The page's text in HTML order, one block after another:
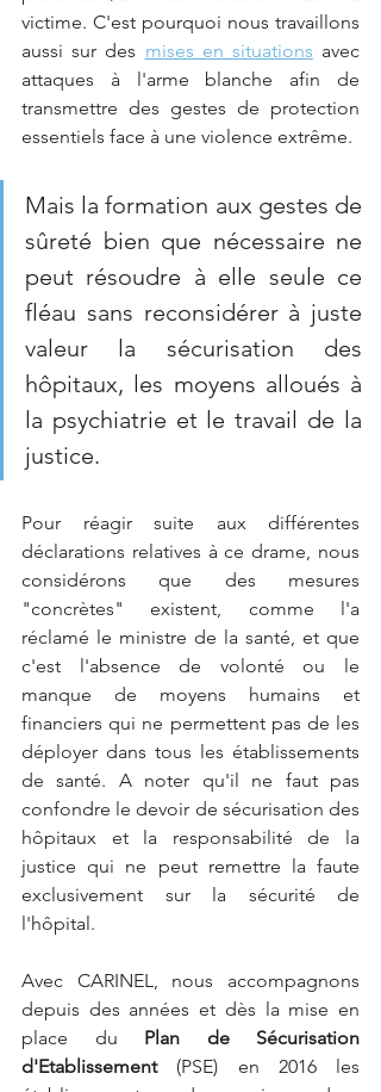
victime. C'est pourquoi nous travaillons
aussi sur des mises en situations avec
attaques à l'arme blanche afin de
transmettre des gestes de protection
essentiels face à une violence extrême.
Mais la formation aux gestes de
sûreté bien que nécessaire ne
peut résoudre à elle seule ce
fléau sans reconsidérer à juste
valeur la sécurisation des
hôpitaux, les moyens alloués à
la psychiatrie et le travail de la
justice.
Pour réagir suite aux différentes
déclarations relatives à ce drame, nous
considérons que des mesures
"concrètes" existent, comme l'a
réclamé le ministre de la santé, et que
c'est l'absence de volonté ou le
manque de moyens humains et
financiers qui ne permettent pas de les
déployer dans tous les établissements
de santé. A noter qu'il ne faut pas
confondre le devoir de sécurisation des
hôpitaux et la responsabilité de la
justice qui ne peut remettre la faute
exclusivement sur la sécurité de
l'hôpital.
Avec CARINEL, nous accompagnons
depuis des années et dès la mise en
place du Plan de Sécurisation
d'Etablissement (PSE) en 2016 les